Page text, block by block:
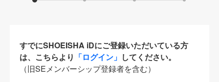
すでにSHOEISHA iDにご登録いただいている方
は、こちらより 「ログイン」 してください。
（旧SEメンバーシップ登録者を含む）